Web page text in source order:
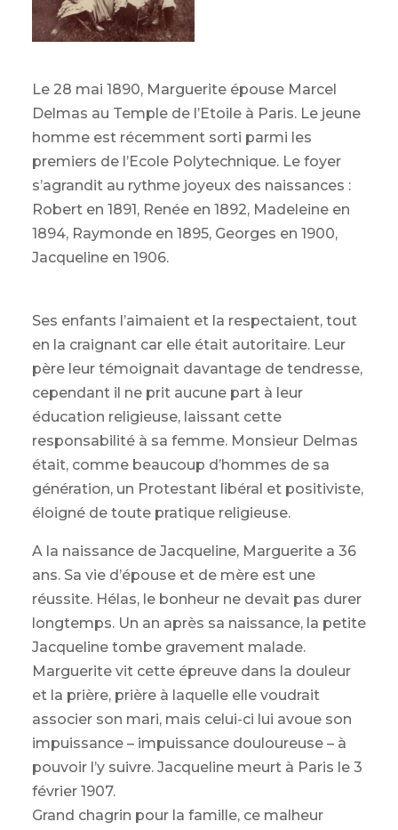
Le 28 mai 1890, Marguerite épouse Marcel
Delmas au Temple de l’Etoile à Paris. Le jeune
homme est récemment sorti parmi les
premiers de l’Ecole Polytechnique. Le foyer
s’agrandit au rythme joyeux des naissances :
Robert en 1891, Renée en 1892, Madeleine en
1894, Raymonde en 1895, Georges en 1900,
Jacqueline en 1906.
Ses enfants l’aimaient et la respectaient, tout
en la craignant car elle était autoritaire. Leur
père leur témoignait davantage de tendresse,
cependant il ne prit aucune part à leur
éducation religieuse, laissant cette
responsabilité à sa femme. Monsieur Delmas
était, comme beaucoup d’hommes de sa
génération, un Protestant libéral et positiviste,
éloigné de toute pratique religieuse.
A la naissance de Jacqueline, Marguerite a 36
ans. Sa vie d’épouse et de mère est une
réussite. Hélas, le bonheur ne devait pas durer
longtemps. Un an après sa naissance, la petite
Jacqueline tombe gravement malade.
Marguerite vit cette épreuve dans la douleur
et la prière, prière à laquelle elle voudrait
associer son mari, mais celui-ci lui avoue son
impuissance – impuissance douloureuse – à
pouvoir l’y suivre. Jacqueline meurt à Paris le 3
février 1907.
Grand chagrin pour la famille, ce malheur